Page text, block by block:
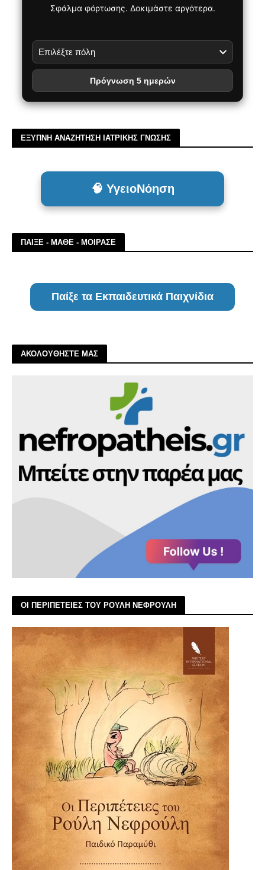
Σφάλμα φόρτωσης. Δοκιμάστε αργότερα.
Πρόγνωση 5 ημερών
ΕΞΥΠΝΗ ΑΝΑΖΗΤΗΣΗ ΙΑΤΡΙΚΗΣ ΓΝΩΣΗΣ
🧠 ΥγειοΝόηση
ΠΑΙΞΕ - ΜΑΘΕ - ΜΟΙΡΑΣΕ
Παίξε τα Εκπαιδευτικά Παιχνίδια
ΑΚΟΛΟΥΘΗΣΤΕ ΜΑΣ
ΟΙ ΠΕΡΙΠΕΤΕΙΕΣ ΤΟΥ ΡΟΥΛΗ ΝΕΦΡΟΥΛΗ